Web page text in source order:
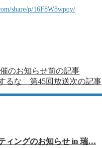
share/p/16F8W8wpqy/
のお知らせ前の記事
るな 第45回放送次の記事
ィングのお知らせ in 瑞…